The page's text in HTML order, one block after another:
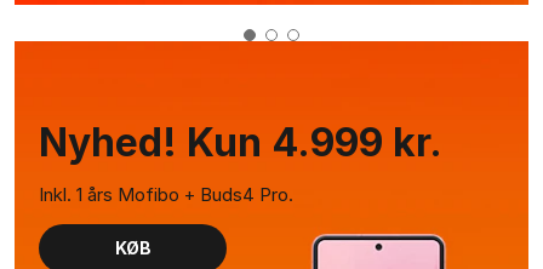
Nyhed! Kun 4.999 kr.
Inkl. 1 års Mofibo + Buds4 Pro.
KØB